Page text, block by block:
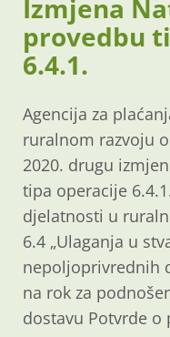
Izmjena
provedbu
6.4.1.
Agencija za
ruralnom razvoju
2020. drugu
tipa operacije
djelatnosti u
6.4 „Ulaganja u
nepoljoprivrednih
na rok za
dostavu Potvrde o